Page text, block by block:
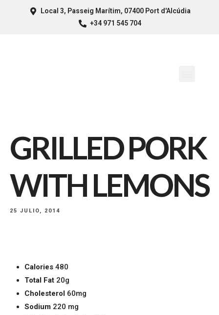
Local 3, Passeig Marítim, 07400 Port d'Alcúdia
+34 971 545 704
GRILLED PORK
WITH LEMONS
25 JULIO, 2014
Calories 480
Total Fat 20g
Cholesterol 60mg
Sodium 220 mg